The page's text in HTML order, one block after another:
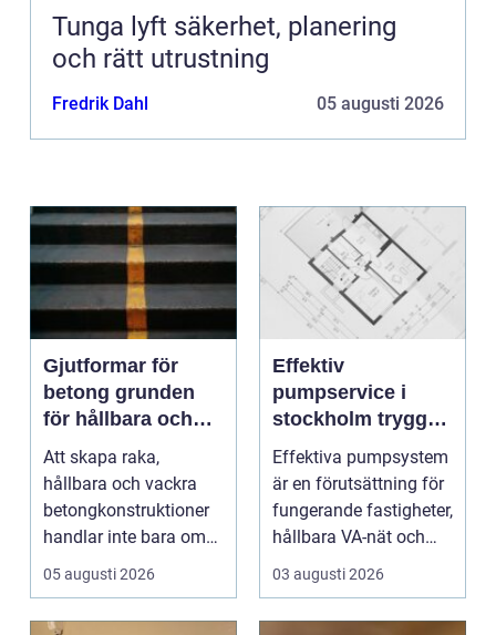
Tunga lyft säkerhet, planering
och rätt utrustning
Fredrik Dahl 05 augusti 2026
Gjutformar för
betong grunden
för hållbara och
precisa
konstruktioner
Att skapa raka,
hållbara och vackra
betongkonstruktioner
handlar inte bara om
rätt betongrecept elle...
05 augusti 2026
Effektiv
pumpservice i
stockholm trygg
drift utan avbrott
Effektiva pumpsystem
är en förutsättning för
fungerande fastigheter,
hållbara VA-nät och
trygg hante...
03 augusti 2026